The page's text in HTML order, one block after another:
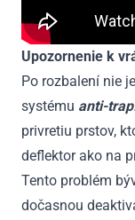
Upozornenie k
Po rozbalení nie
systému anti-trap
privretiu prstov,
deflektor ako na
Tento problém
dočasnou